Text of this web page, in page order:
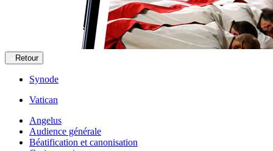
Retour
Synode
Vatican
Angelus
Audience générale
Béatification et canonisation